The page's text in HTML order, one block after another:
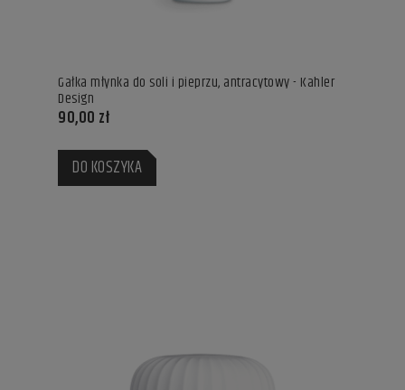
Gałka młynka do soli i pieprzu, antracytowy - Kahler
Design
90,00 zł
DO KOSZYKA